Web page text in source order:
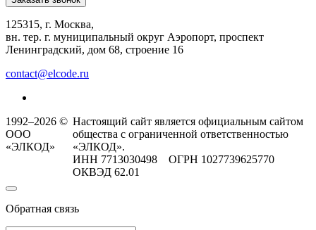
125315, г. Москва,
вн. тер. г. муниципальный округ Аэропорт, проспект
Ленинградский, дом 68, строение 16
contact@elcode.ru
1992–2026 ©
ООО
«ЭЛКОД»
Настоящий сайт является официальным сайтом
общества с ограниченной ответственностью
«ЭЛКОД».
ИНН 7713030498 ОГРН 1027739625770
ОКВЭД 62.01
Обратная связь